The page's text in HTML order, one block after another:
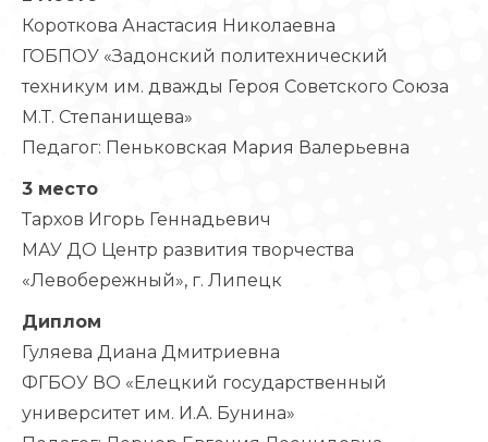
Короткова Анастасия Николаевна
ГОБПОУ «Задонский политехнический
техникум им. дважды Героя Советского Союза
М.Т. Степанищева»
Педагог: Пеньковская Мария Валерьевна
3 место
Тархов Игорь Геннадьевич
МАУ ДО Центр развития творчества
«Левобережный», г. Липецк
Диплом
Гуляева Диана Дмитриевна
ФГБОУ ВО «Елецкий государственный
университет им. И.А. Бунина»